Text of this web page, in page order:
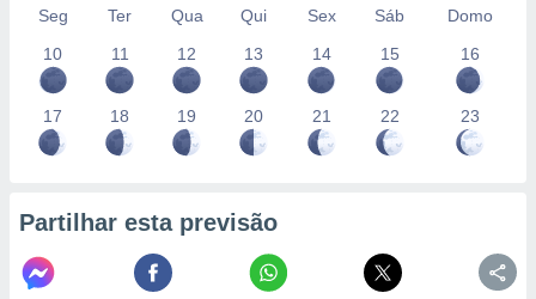
Seg Ter Qua Qui Sex Sáb
Domo
10
11 12 13 14 15 16
17 18 19 20 21 22 23
Partilhar esta previsão